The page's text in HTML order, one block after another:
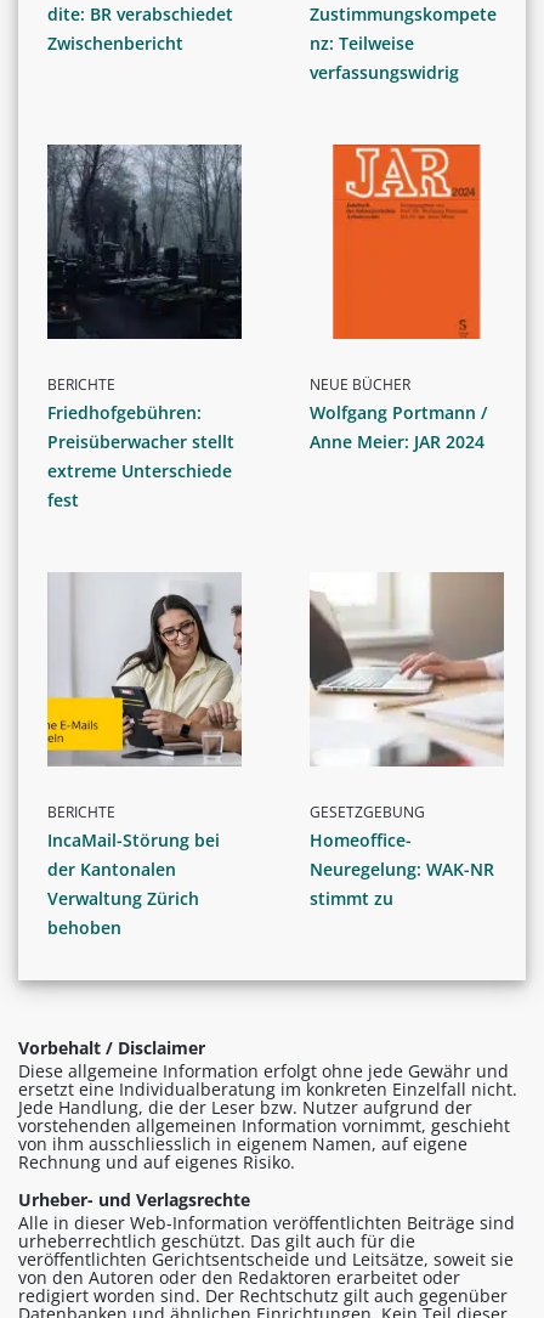
dite: BR verabschiedet
Zwischenbericht
Zustimmungskompete
nz: Teilweise
verfassungswidrig
BERICHTE
Friedhofgebühren:
Preisüberwacher stellt
extreme Unterschiede
fest
NEUE BÜCHER
Wolfgang Portmann /
Anne Meier: JAR 2024
BERICHTE
IncaMail-Störung bei
der Kantonalen
Verwaltung Zürich
behoben
GESETZGEBUNG
Homeoffice-
Neuregelung: WAK-NR
stimmt zu
Vorbehalt / Disclaimer
Diese allgemeine Information erfolgt ohne jede Gewähr und
ersetzt eine Individualberatung im konkreten Einzelfall nicht.
Jede Handlung, die der Leser bzw. Nutzer aufgrund der
vorstehenden allgemeinen Information vornimmt, geschieht
von ihm ausschliesslich in eigenem Namen, auf eigene
Rechnung und auf eigenes Risiko.
Urheber- und Verlagsrechte
Alle in dieser Web-Information veröffentlichten Beiträge sind
urheberrechtlich geschützt. Das gilt auch für die
veröffentlichten Gerichtsentscheide und Leitsätze, soweit sie
von den Autoren oder den Redaktoren erarbeitet oder
redigiert worden sind. Der Rechtschutz gilt auch gegenüber